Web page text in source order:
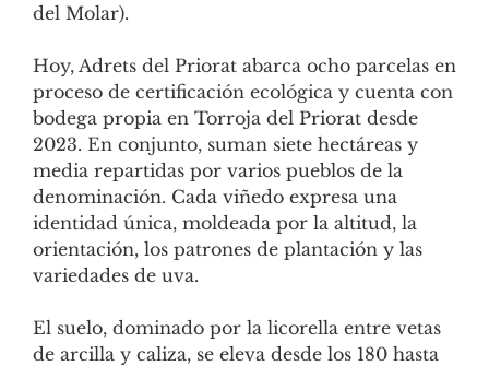
del Molar).
Hoy, Adrets del Priorat abarca ocho parcelas en
proceso de certificación ecológica y cuenta con
bodega propia en Torroja del Priorat desde
2023. En conjunto, suman siete hectáreas y
media repartidas por varios pueblos de la
denominación. Cada viñedo expresa una
identidad única, moldeada por la altitud, la
orientación, los patrones de plantación y las
variedades de uva.
El suelo, dominado por la licorella entre vetas
de arcilla y caliza, se eleva desde los 180 hasta